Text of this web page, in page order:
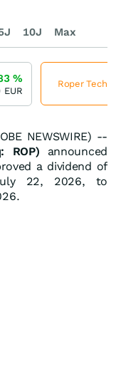
NEWSWIRE) --
ROP) announced
a dividend of
22, 2026, to
10J Max
%
EUR
Roper